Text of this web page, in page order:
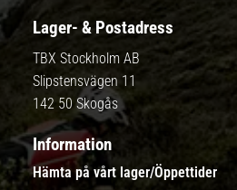
Lager- & Postadress
TBX Stockholm AB
Slipstensvägen 11
142 50 Skogås
Information
Hämta på vårt lager/Öppettider